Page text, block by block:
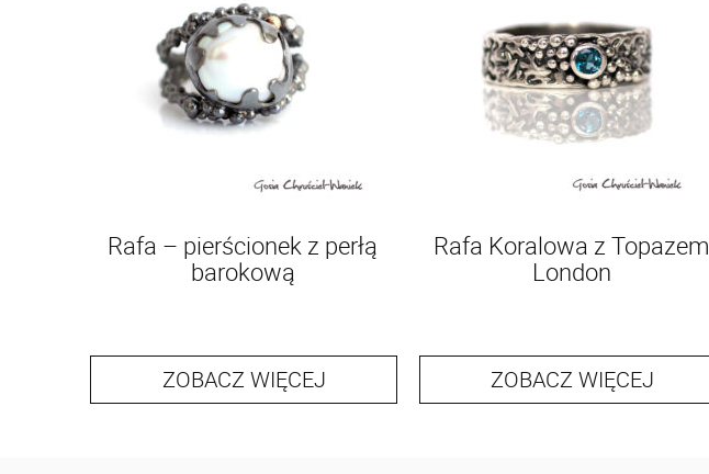
Rafa – pierścionek z perłą
barokową
ZOBACZ WIĘCEJ
Rafa Koralowa z Topazem
London
ZOBACZ WIĘCEJ